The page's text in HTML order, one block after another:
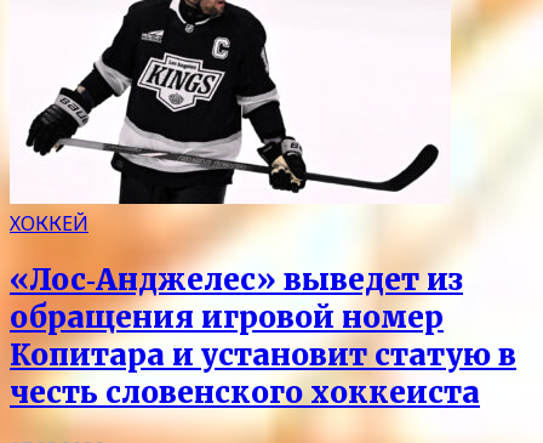
ХОККЕЙ
«Лос‑Анджелес» выведет из
обращения игровой номер
Копитара и установит статую в
честь словенского хоккеиста